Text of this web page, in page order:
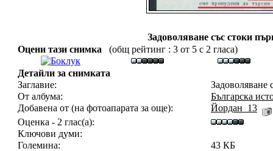
Задоволяване със стоки
Оцени тази снимка
(общ рейтинг : 3 от 5 с 2 гласа)
Детайли за снимката
Заглавие:
Задоволяване
От албума:
Българска
Добавена от (на фотоапарата за още):
Йордан_13
Оценка - 2 глас(а):
Ключови думи:
Големина:
43 КБ